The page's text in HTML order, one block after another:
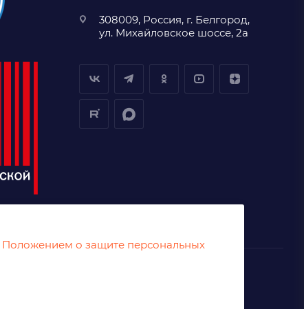
308009, Россия, г. Белгород,
ул. Михайловское шоссе, 2а
Положением о защите персональных